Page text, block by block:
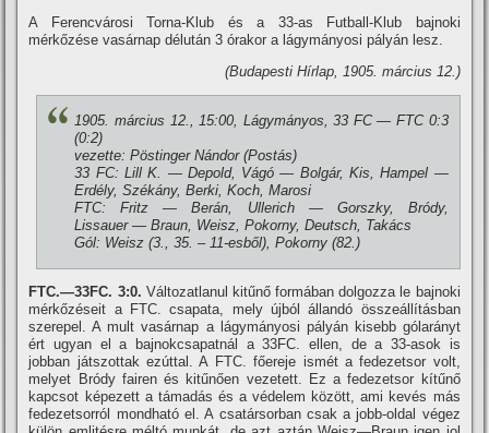
A Ferencvárosi Torna-Klub és a 33-as Futball-Klub bajnoki
mérkőzése vasárnap délután 3 órakor a lágymányosi pályán lesz.
(Budapesti Hí­rlap, 1905. március 12.)
1905. március 12., 15:00, Lágymányos, 33 FC — FTC 0:3
(0:2)
vezette: Pöstinger Nándor (Postás)
33 FC: Lill K. — Depold, Vágó — Bolgár, Kis, Hampel —
Erdély, Székány, Berki, Koch, Marosi
FTC: Fritz — Berán, Ullerich — Gorszky, Bródy,
Lissauer — Braun, Weisz, Pokorny, Deutsch, Takács
Gól: Weisz (3., 35. – 11-esből), Pokorny (82.)
FTC.—33FC. 3:0. Változatlanul kitűnő formában dolgozza le bajnoki
mérkőzéseit a FTC. csapata, mely újból állandó összeállí­tásban
szerepel. A mult vasárnap a lágymányosi pályán kisebb gólarányt
ért ugyan el a bajnokcsapatnál a 33FC. ellen, de a 33-asok is
jobban játszottak ezúttal. A FTC. főereje ismét a fedezetsor volt,
melyet Bródy fairen és kitűnően vezetett. Ez a fedezetsor kí­tűnő
kapcsot képezett a támadás és a védelem között, ami kevés más
fedezetsorról mondható el. A csatársorban csak a jobb-oldal végez